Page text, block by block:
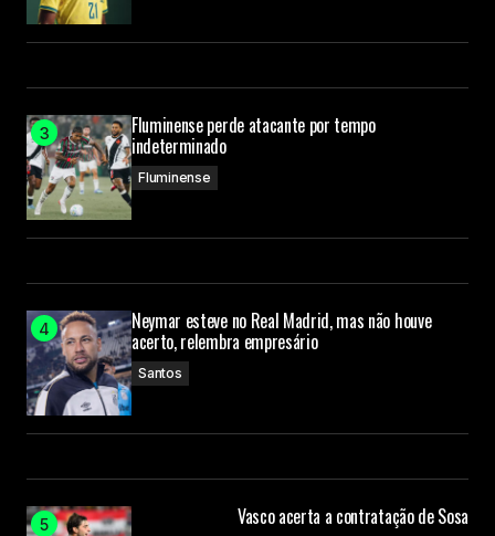
Fluminense perde atacante por tempo
indeterminado
Fluminense
Neymar esteve no Real Madrid, mas não houve
acerto, relembra empresário
Santos
Vasco acerta a contratação de Sosa